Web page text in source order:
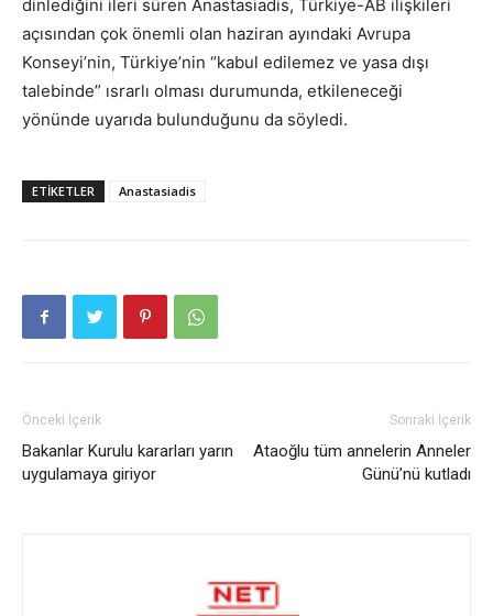
dinlediğini ileri süren Anastasiadis, Türkiye-AB ilişkileri
açısından çok önemli olan haziran ayındaki Avrupa
Konseyi’nin, Türkiye’nin “kabul edilemez ve yasa dışı
talebinde” ısrarlı olması durumunda, etkileneceği
yönünde uyarıda bulunduğunu da söyledi.
ETIKETLER Anastasiadis
Önceki İçerik
Bakanlar Kurulu kararları yarın
uygulamaya giriyor
Sonraki İçerik
Ataoğlu tüm annelerin Anneler
Günü’nü kutladı